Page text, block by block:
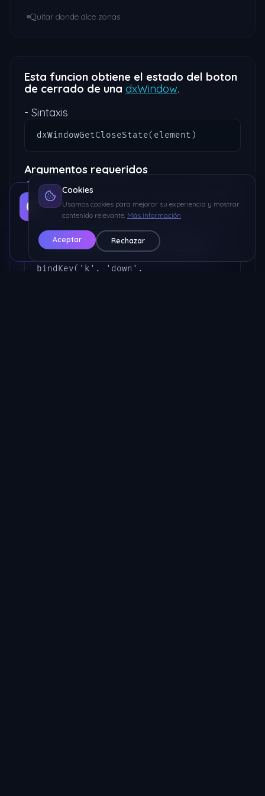
Quitar donde dice zonas
Esta funcion obtiene el estado del boton
de cerrado de una dxWindow.
- Sintaxis
dxWindowGetCloseState(element)
Argumentos requeridos
element:
- Ejemplo de uso
loadstring(
win = dxWindow(251, 21, 250, 300,
bindKey('k', 'down',
Curso Programación en LUA para MTA
Aprende a programar desde 0 hasta avanzado con
ejercicios prácticos
🔥 Ver Curso en Udemy
Cookies
Usamos cookies para mejorar su experiencia y mostrar
contenido relevante. Más información
Aceptar Rechazar